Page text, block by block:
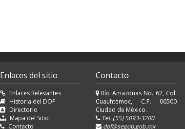
Enlaces del sitio
Enlaces Relevantes
Historia del DOF
Directorio
Mapa del Sitio
Contacto
Contacto
Río Amazonas No. 62, Col.
Cuauhtémoc, C.P. 06500
Ciudad de México.
Tel. (55) 5093-3200
dof@segob.gob.mx